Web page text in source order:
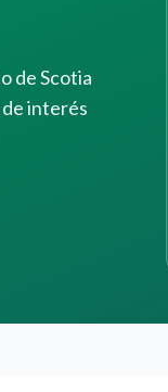
de Scotia
interés